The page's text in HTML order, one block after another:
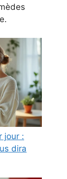
jour :
dira